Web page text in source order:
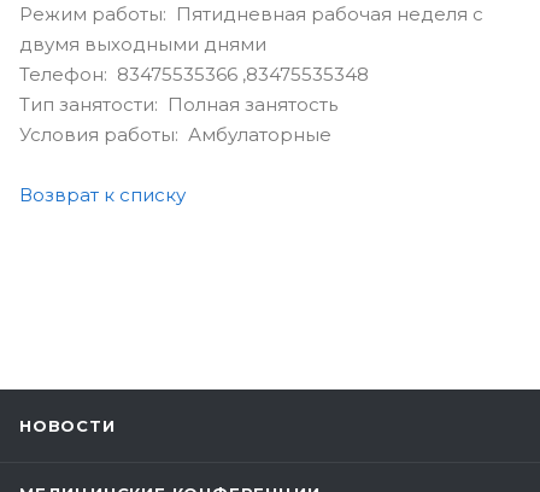
Режим работы: Пятидневная рабочая неделя с
двумя выходными днями
Телефон: 83475535366 ,83475535348
Тип занятости: Полная занятость
Условия работы: Амбулаторные
Возврат к списку
НОВОСТИ